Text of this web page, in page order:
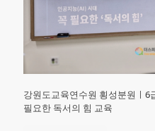
강원도교육연수원 횡성분원ㅣ6
필요한 독서의 힘 교육